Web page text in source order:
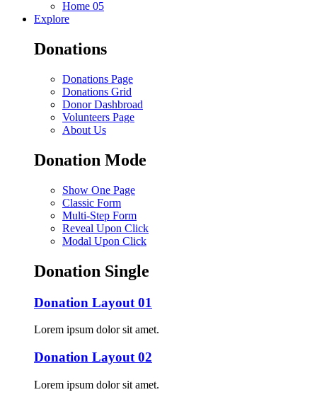
Home 05
Explore
Donations
Donations Page
Donations Grid
Donor Dashbroad
Volunteers Page
About Us
Donation Mode
Show One Page
Classic Form
Multi-Step Form
Reveal Upon Click
Modal Upon Click
Donation Single
Donation Layout 01
Lorem ipsum dolor sit amet.
Donation Layout 02
Lorem ipsum dolor sit amet.